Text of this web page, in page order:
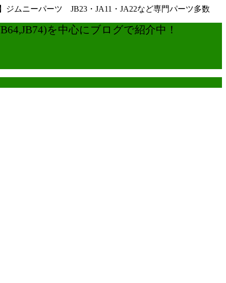
ニーパーツ JB23・JA11・JA22など専門パーツ多数
を中心にブログで紹介中！